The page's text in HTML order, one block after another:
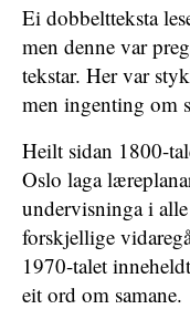
Ei dobbeltteksta
men denne var
tekstar. Her var
men ingenting om
Heilt sidan 1800-
Oslo laga
undervisninga i
forskjellige
1970-talet
eit ord om samane.